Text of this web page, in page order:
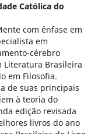
Católica do
com ênfase em
em
cérebro
Literatura Brasileira
em Filosofia.
de suas principais
à teoria do
edição revisada
livros do ano